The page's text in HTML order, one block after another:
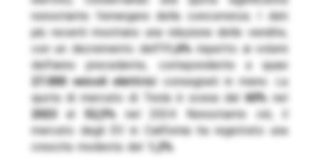
nonostante l’emergere della concorrenza. I dati
più recenti mostrano una riduzione delle vendite,
con un decremento dell’11,6%rispetto ai volumi
dell’anno precedente, corrispondente a quasi
27.000 veicoli elettrici consegnati in meno. La
quota di mercato di Tesla è scesa dal60%nel
2023 al 52,5%nel 2024. Nonostante ciò, il
mercato degli EV in California ha registrato una
crescita modesta del
1,2%.